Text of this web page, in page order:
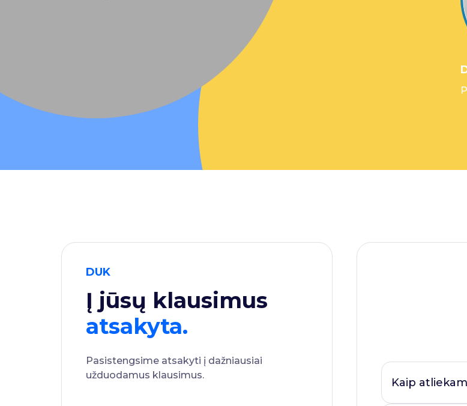
DUK
Į jūsų klausimus
atsakyta.
Pasistengsime atsakyti į dažniausiai
užduodamus klausimus.
Kaip